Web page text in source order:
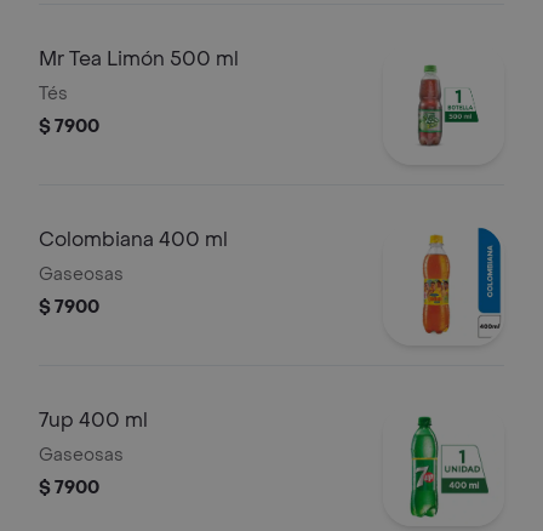
Mr Tea Limón 500 ml
Tés
$ 7900
Colombiana 400 ml
Gaseosas
$ 7900
7up 400 ml
Gaseosas
$ 7900